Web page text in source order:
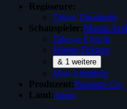
Regisseure:
Takeo Takahashi
Schauspieler:Momo
Takuya Eguchi
Misato Fukuen
& 1 weitere
Mao Ichimichi
Produzent:Passione Co.
Land:Japan